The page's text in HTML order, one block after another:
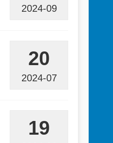
2024-09
20
2024-07
19